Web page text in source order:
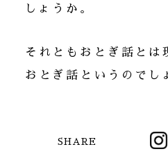
しょうか。
それともおとぎ話とは
おとぎ話というのでし
SHARE